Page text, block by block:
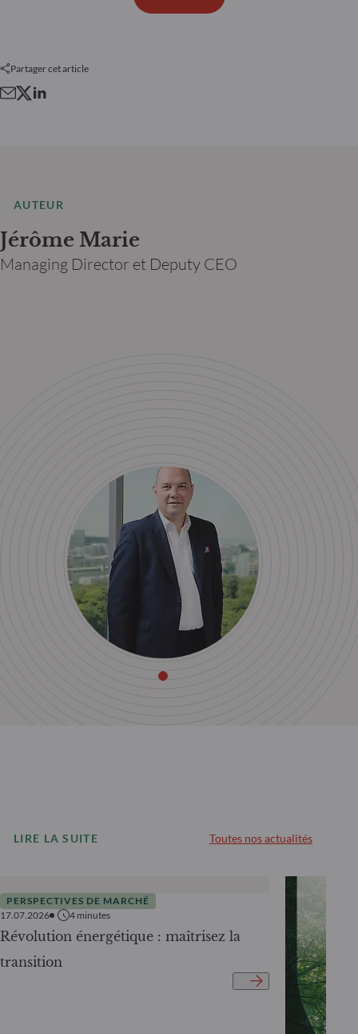
Partager cet article
AUTEUR
Jérôme Marie
Managing Director et Deputy CEO
LIRE LA SUITE Toutes nos actualités
PERSPECTIVES DE MARCHÉ
17.07.2026
4 minutes
Révolution énergétique : maîtrisez la
transition